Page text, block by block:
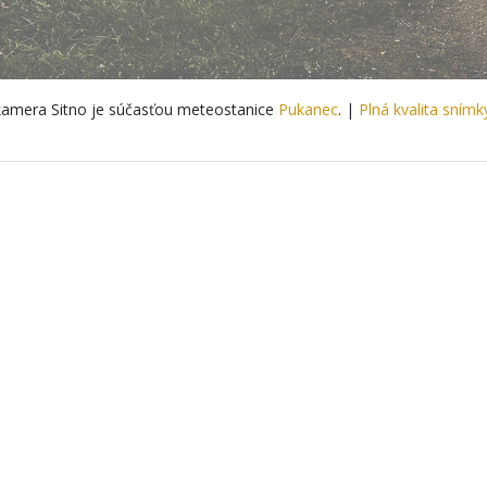
Sitno je súčasťou meteostanice Pukanec. | Plná kvalita